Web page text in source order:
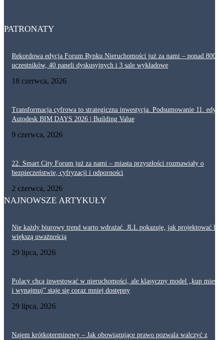
PATRONATY
Rekordowa edycja Forum Rynku Nieruchomości już za nami – ponad 800
uczestników, 40 paneli dyskusyjnych i 3 sale wykładowe
18 czerwca, 2026
Transformacja cyfrowa to strategiczna inwestycja. Podsumowanie 11.
Autodesk BIM DAYS 2026 | Building Value
9 czerwca, 2026
22. Smart City Forum już za nami – miasta przyszłości rozmawiały o
bezpieczeństwie, cyfryzacji i odporności
2 czerwca, 2026
NAJNOWSZE ARTYKUŁY
Nie każdy biurowy trend warto wdrażać. JLL pokazuje, jak projektować
większą uważnością
29 lipca, 2026
Polacy chcą inwestować w nieruchomości, ale klasyczny model „kup
i wynajmuj” staje się coraz mniej dostępny
29 lipca, 2026
Najem krótkoterminowy – Jak obowiązujące prawo pozwala walczyć z